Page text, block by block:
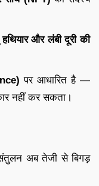
हथियार और लंबी दूरी की
पर आधारित है —
नहीं कर सकता।
अब तेजी से बिगड़